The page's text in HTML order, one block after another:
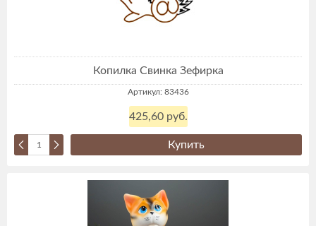
Копилка Свинка Зефирка
Артикул: 83436
425,60 руб.
Купить